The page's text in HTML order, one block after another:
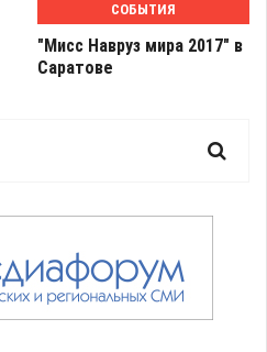
СОБЫТИЯ
"Мисс Навруз мира 2017" в
Саратове